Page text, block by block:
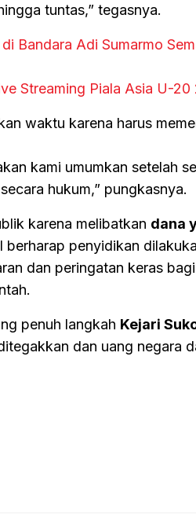
tuntas,” tegasnya.
Bandara Adi Sumarmo
Streaming Piala Asia U-20
waktu karena harus
kami umumkan setelah
hukum,” pungkasnya.
karena melibatkan dana
berharap penyidikan
dan peringatan keras
penuh langkah Kejari
dan uang negara